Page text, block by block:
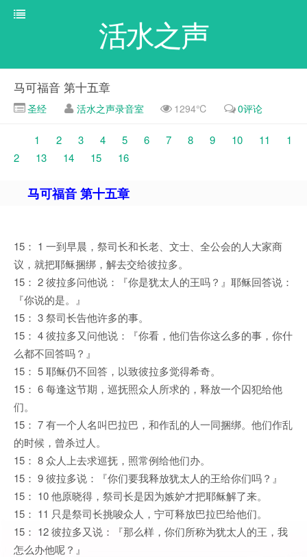
活水之声
马可福音 第十五章
圣经 活水之声录音室 1294℃ 0评论
1 2 3 4 5 6 7 8 9 10 11
1
2
13 14 15 16
马可福音 第十五章
15： 1 一到早晨，祭司长和长老、文士、全公会的人大家商
议，就把耶稣捆绑，解去交给彼拉多。
15： 2 彼拉多问他说：『你是犹太人的王吗？』耶稣回答说：
『你说的是。』
15： 3 祭司长告他许多的事。
15： 4 彼拉多又问他说：『你看，他们告你这么多的事，你什
么都不回答吗？』
15： 5 耶稣仍不回答，以致彼拉多觉得希奇。
15： 6 每逢这节期，巡抚照众人所求的，释放一个囚犯给他
们。
15： 7 有一个人名叫巴拉巴，和作乱的人一同捆绑。他们作乱
的时候，曾杀过人。
15： 8 众人上去求巡抚，照常例给他们办。
15： 9 彼拉多说：『你们要我释放犹太人的王给你们吗？』
15： 10 他原晓得，祭司长是因为嫉妒才把耶稣解了来。
15： 11 只是祭司长挑唆众人，宁可释放巴拉巴给他们。
15： 12 彼拉多又说：『那么样，你们所称为犹太人的王，我
怎么办他呢？』